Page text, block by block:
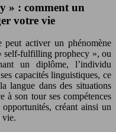
» : comment un
votre vie
peut activer un phénomène
self-fulfilling prophecy », ou
un diplôme, l’individu
capacités linguistiques, ce
langue dans des situations
à son tour ses compétences
créant ainsi un
vie.